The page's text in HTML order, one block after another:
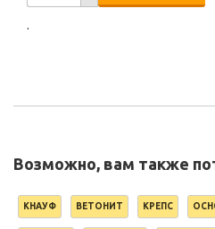
.
Возможно, вам также
КНАУФ ВЕТОНИТ КРЕПС